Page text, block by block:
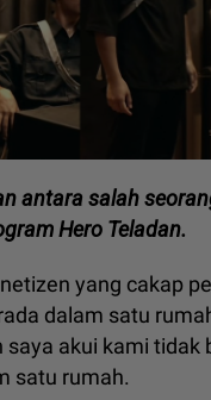
antara salah
Hero Teladan.
yang cakap
dalam satu
saya akui kami tidak
satu rumah.